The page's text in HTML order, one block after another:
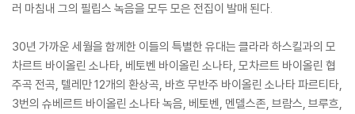
러 마침내 그의 필립스 녹음을 모두 모은 전집이 발매 된다.
30년 가까운 세월을 함께한 이들의 특별한 유대는 클라라 하스킬과의 모
차르트 바이올린 소나타, 베토벤 바이올린 소나타, 모차르트 바이올린 협
주곡 전곡, 텔레만 12개의 환상곡, 바흐 무반주 바이올린 소나타 파르티타,
3번의 슈베르트 바이올린 소나타 녹음, 베토벤, 멘델스존, 브람스, 브루흐,